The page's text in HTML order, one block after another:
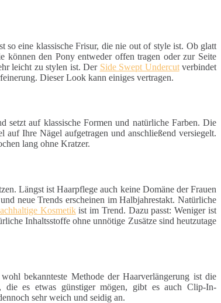
so eine klassische Frisur, die nie out of style ist. Ob glatt
können den Pony entweder offen tragen oder zur Seite
leicht zu stylen ist. Der Side Swept Undercutverbindet
Dieser Look kann einiges vertragen.
setzt auf klassische Formen und natürliche Farben. Die
Ihre Nägel aufgetragen und anschließend versiegelt.
lang ohne Kratzer.
Längst ist Haarpflege auch keine Domäne der Frauen
neue Trends erscheinen im Halbjahrestakt. Natürliche
Kosmetikist im Trend. Dazu passt: Weniger ist
Inhaltsstoffe ohne unnötige Zusätze sind heutzutage
bekannteste Methode der Haarverlängerung ist die
die es etwas günstiger mögen, gibt es auch Clip-In-
sehr weich und seidig an.